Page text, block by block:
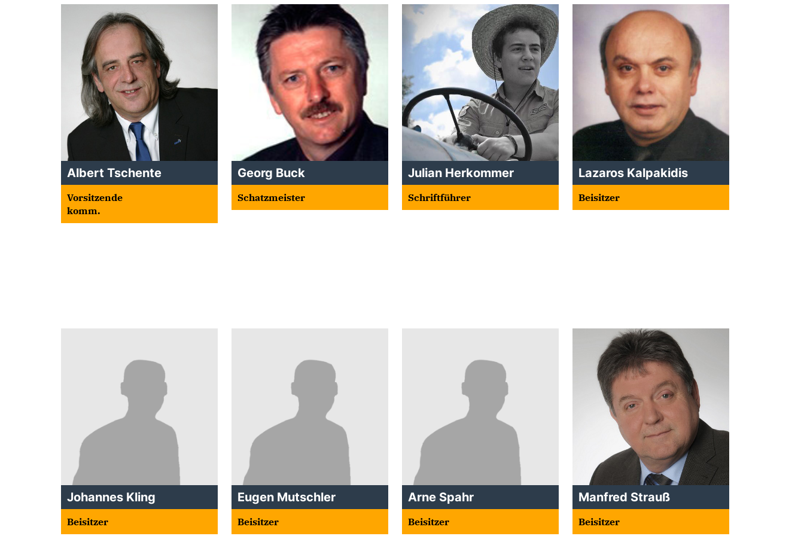
Albert Tschente
Vorsitzende
komm.
Georg Buck
Schatzmeister
Julian Herkommer
Schriftführer
Lazaros Kalpakidis
Beisitzer
Johannes Kling
Beisitzer
Eugen Mutschler
Beisitzer
Arne Spahr
Beisitzer
Manfred Strauß
Beisitzer